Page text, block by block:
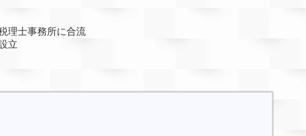
理士事務所に合流
立